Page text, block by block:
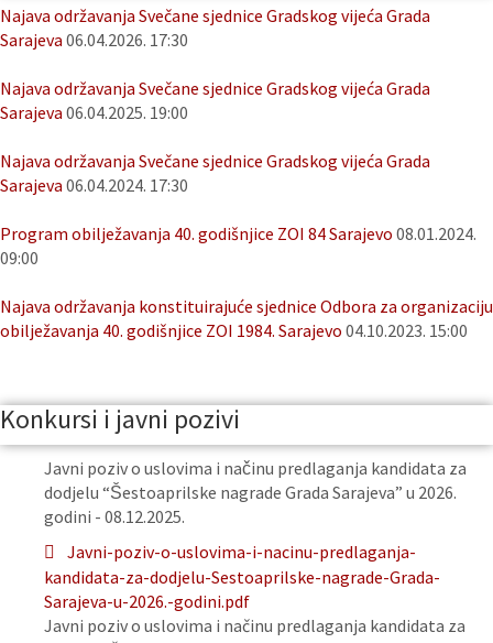
Najava održavanja Svečane sjednice Gradskog vijeća Grada
Sarajeva 06.04.2026. 17:30
Najava održavanja Svečane sjednice Gradskog vijeća Grada
Sarajeva 06.04.2025. 19:00
Najava održavanja Svečane sjednice Gradskog vijeća Grada
Sarajeva 06.04.2024. 17:30
Program obilježavanja 40. godišnjice ZOI 84 Sarajevo 08.01.2024.
09:00
Najava održavanja konstituirajuće sjednice Odbora za organizaciju
obilježavanja 40. godišnjice ZOI 1984. Sarajevo 04.10.2023. 15:00
Konkursi i javni pozivi
Javni poziv o uslovima i načinu predlaganja kandidata za
dodjelu “Šestoaprilske nagrade Grada Sarajeva” u 2026.
godini - 08.12.2025.
Javni-poziv-o-uslovima-i-nacinu-predlaganja-
kandidata-za-dodjelu-Sestoaprilske-nagrade-Grada-
Sarajeva-u-2026.-godini.pdf
Javni poziv o uslovima i načinu predlaganja kandidata za